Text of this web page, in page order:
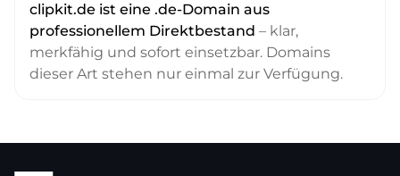
clipkit.de ist eine .de-Domain aus
professionellem Direktbestand – klar,
merkfähig und sofort einsetzbar. Domains
dieser Art stehen nur einmal zur Verfügung.